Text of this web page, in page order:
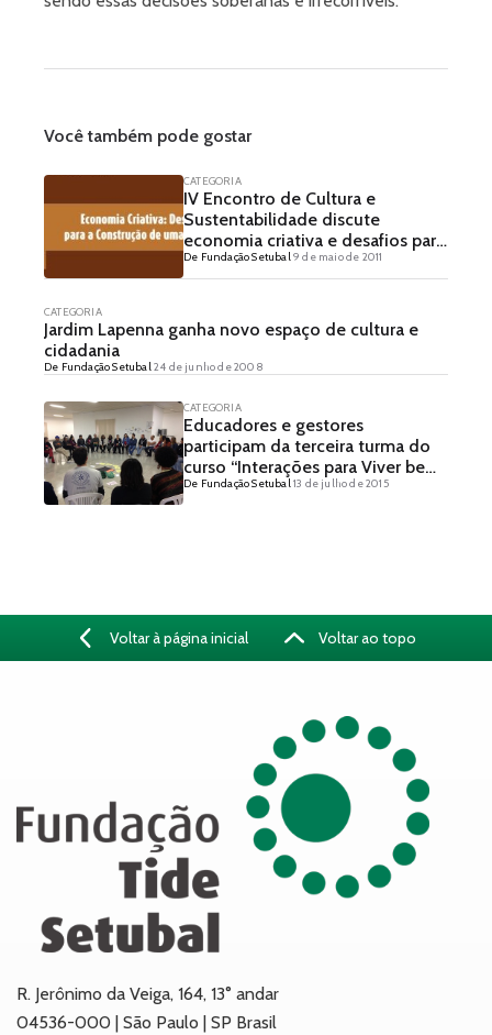
Você também pode gostar
CATEGORIA
IV Encontro de Cultura e
Sustentabilidade discute
economia criativa e desafios para
construção de uma cidade
sustentável
De Fundação Setubal9 de maio de 2011
CATEGORIA
Jardim Lapenna ganha novo espaço de cultura e
cidadania
De Fundação Setubal24 de junho de 2008
CATEGORIA
Educadores e gestores
participam da terceira turma do
curso “Interações para Viver bem
na Escola”
De Fundação Setubal13 de julho de 2015
Voltar à página inicial Voltar ao topo
R. Jerônimo da Veiga, 164, 13° andar
04536-000 | São Paulo | SP Brasil